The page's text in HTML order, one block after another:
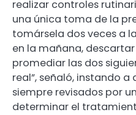
realizar controles
una única toma de la
tomársela dos veces a
en la mañana,
promediar las dos
real”, señaló, instando a
siempre revisados por
determinar el